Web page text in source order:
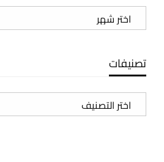
الأرشيف
تصنيفات
تصنيفات